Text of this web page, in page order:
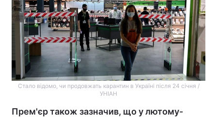
Стало відомо, чи продовжать карантин в Україні після 24 січня /
УНІАН
Прем'єр також зазначив, що у лютому-